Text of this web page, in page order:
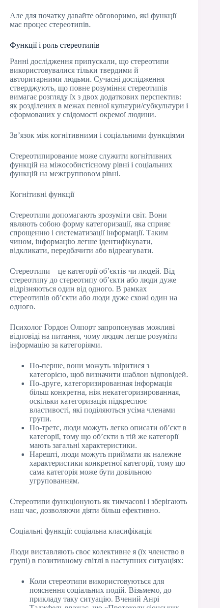
Але для початку давайте обговоримо, які функції
має процес стереотипів.
Функції і роль стереотипів
Ранні дослідження припускали, що стереотипи
використовувалися тільки твердими й
авторитарними людьми. Сучасні дослідження
стверджують, що повне розуміння стереотипів
вимагає розгляду їх з двох додаткових перспектив:
як розділених в межах певної культури/субкультури і
сформованих у свідомості окремої людини.
Зв’язок між когнітивними і соціальними функціями
Стереотипирование може служити когнітивних
функцій на міжособистісному рівні і соціальних
функцій на межгрупповом рівні.
Когнітивні функції
Стереотипи допомагають зрозуміти світ. Вони
являють собою форму категоризації, яка сприяє
спрощенню і систематизації інформації. Таким
чином, інформацію легше ідентифікувати,
відкликати, передбачити або відреагувати.
Стереотипи – це категорії об’єктів чи людей. Від
стереотипу до стереотипу об’єкти або люди дуже
відрізняються один від одного. В рамках
стереотипів об’єкти або люди дуже схожі один на
одного.
Психолог Гордон Олпорт запропонував можливі
відповіді на питання, чому людям легше розуміти
інформацію за категоріями.
По-перше, вони можуть звіритися з
категорією, щоб визначити шаблон відповідей.
По-друге, категоризированная інформація
більш конкретна, ніж некатегоризированная,
оскільки категоризація підкреслює
властивості, які поділяються усіма членами
групи.
По-третє, люди можуть легко описати об’єкт в
категорії, тому що об’єкти в тій же категорії
мають загальні характеристики.
Нарешті, люди можуть приймати як належне
характеристики конкретної категорії, тому що
сама категорія може бути довільною
угрупованням.
Стереотипи функціонують як тимчасові і зберігають
наш час, дозволяючи діяти більш ефективно.
Соціальні функції: соціальна класифікація
Люди виставляють своє колективне я (їх членство в
групі) в позитивному світлі в наступних ситуаціях:
Коли стереотипи використовуються для
пояснення соціальних подій. Візьмемо, до
прикладу таку ситуацію. Вчений Анрі